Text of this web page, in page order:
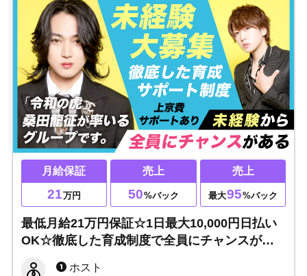
月給保証
21万円
売上
50%バック
売上
最大95%バック
最低月給21万円保証☆1日最大10,000円日払い
OK☆徹底した育成制度で全員にチャンスがあ
ホスト